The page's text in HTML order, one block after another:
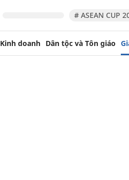
# ASEAN CUP
Kinh doanh Dân tộc và Tôn giáo